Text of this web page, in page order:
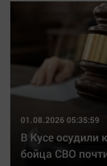
Дети
ЖКХ
01.08.2026 05:35:59
В Кусе осудили
бойца СВО